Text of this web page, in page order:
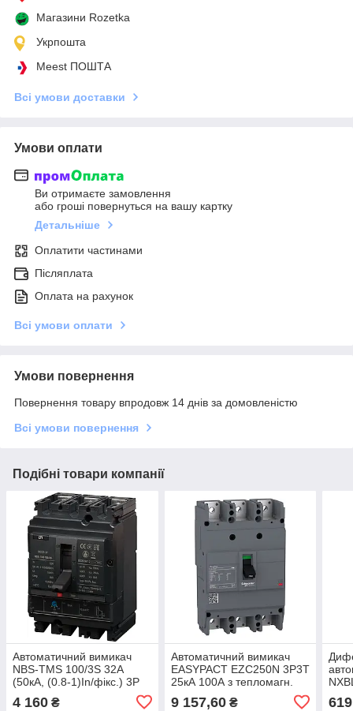
Магазини Rozetka
Укрпошта
Meest ПОШТА
Всі умови доставки
Умови оплати
Ви отримаєте замовлення
або гроші повернуться на вашу картку
Детальніше
Оплатити частинами
Післяплата
Оплата на рахунок
Всі умови оплати
Умови повернення
Повернення товару впродовж 14 днів за домовленістю
Всі умови повернення
Подібні товари компанії
Автоматичний вимикач
NBS-TMS 100/3S 32А
(50кА, (0.8-1)In/фікс.) 3P
4 160 ₴
Автоматичний вимикач
EASYPACT EZC250N 3P3T
25кА 100А з тепломагн.
розчеплювачем Schneider
9 157,60₴